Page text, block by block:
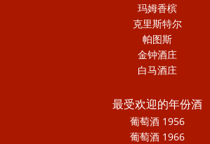
玛姆香槟
克里斯特尔
帕图斯
金钟酒庄
白马酒庄
最受欢迎的年份酒
葡萄酒 1956
葡萄酒 1966